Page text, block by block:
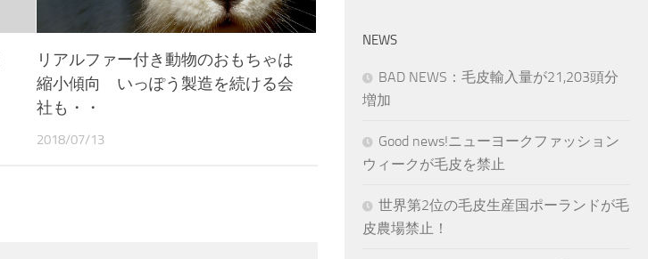
リアルファー付き動物のおもちゃは
縮小傾向 いっぽう製造を続ける会
社も・・
2018/07/13
NEWS
BAD NEWS：毛皮輸入量が21,203頭分
増加
Good news!ニューヨークファッション
ウィークが毛皮を禁止
世界第2位の毛皮生産国ポーランドが毛
皮農場禁止！